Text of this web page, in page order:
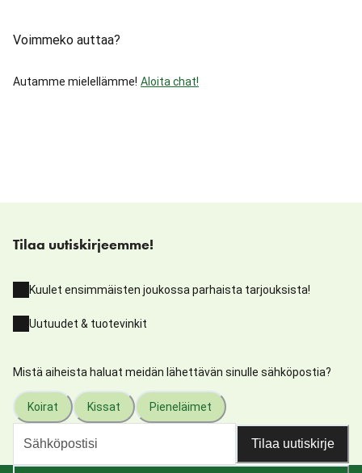
Voimmeko auttaa?
Autamme mielellämme! Aloita chat!
Tilaa uutiskirjeemme!
Kuulet ensimmäisten joukossa parhaista tarjouksista!
Uutuudet & tuotevinkit
Mistä aiheista haluat meidän lähettävän sinulle sähköpostia?
Koirat Kissat Pieneläimet
Tilaa uutiskirje